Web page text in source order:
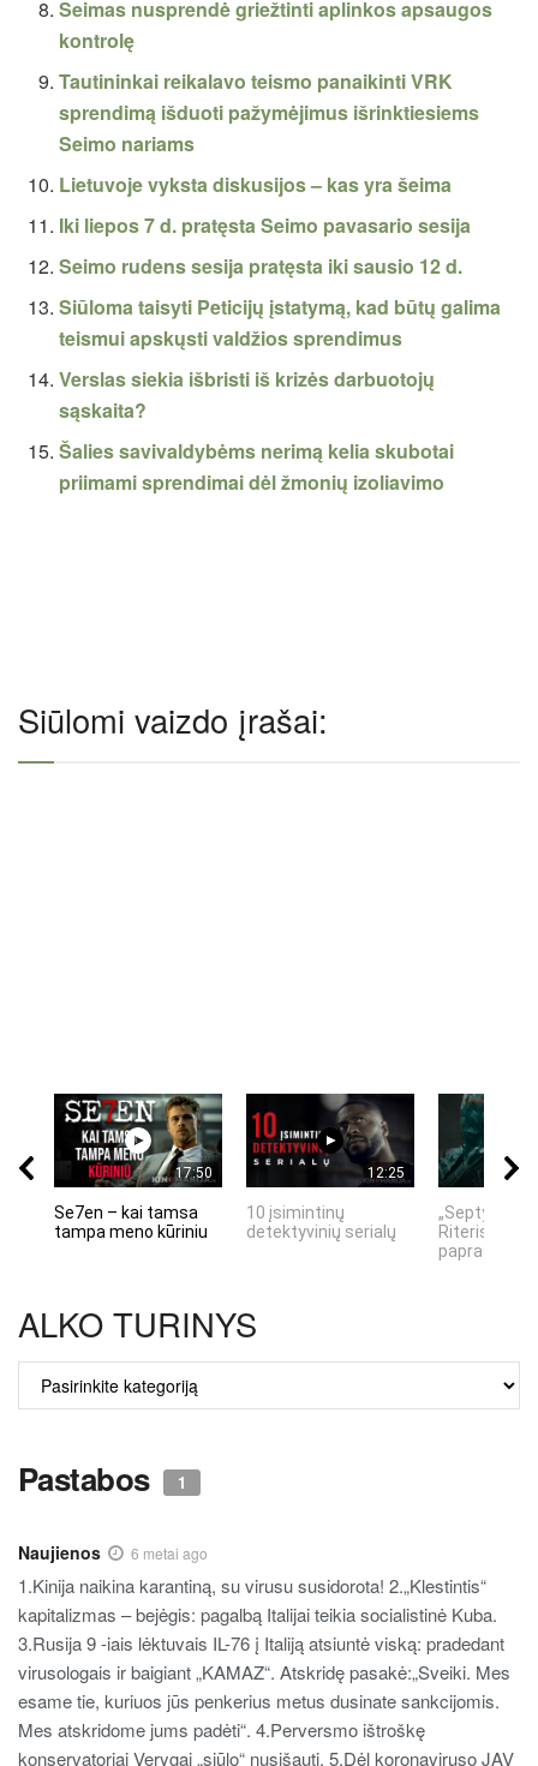
Seimas nusprendė griežtinti aplinkos apsaugos
kontrolę
Tautininkai reikalavo teismo panaikinti VRK
sprendimą išduoti pažymėjimus išrinktiesiems
Seimo nariams
Lietuvoje vyksta diskusijos – kas yra šeima
Iki liepos 7 d. pratęsta Seimo pavasario sesija
Seimo rudens sesija pratęsta iki sausio 12 d.
Siūloma taisyti Peticijų įstatymą, kad būtų galima
teismui apskųsti valdžios sprendimus
Verslas siekia išbristi iš krizės darbuotojų
sąskaita?
Šalies savivaldybėms nerimą kelia skubotai
priimami sprendimai dėl žmonių izoliavimo
Siūlomi vaizdo įrašai:
17:50
Se7en – kai tamsa
tampa meno kūriniu
12:25
10 įsimintinų
detektyvinių serialų
„Septynių
Riteris" – kai
ALKO TURINYS
ALKO
TURINYS
Pastabos 1
Naujienos 6 metai ago
1.Kinija naikina karantiną, su virusu susidorota! 2.„Klestintis“
kapitalizmas – bejėgis: pagalbą Italijai teikia socialistinė Kuba.
3.Rusija 9 -iais lėktuvais IL-76 į Italiją atsiuntė viską: pradedant
virusologais ir baigiant „KAMAZ“. Atskridę pasakė:„Sveiki. Mes
esame tie, kuriuos jūs penkerius metus dusinate sankcijomis.
Mes atskridome jums padėti“. 4.Perversmo ištroškę
konservatoriai Verygai „siūlo“ nusišauti. 5.Dėl koronaviruso JAV